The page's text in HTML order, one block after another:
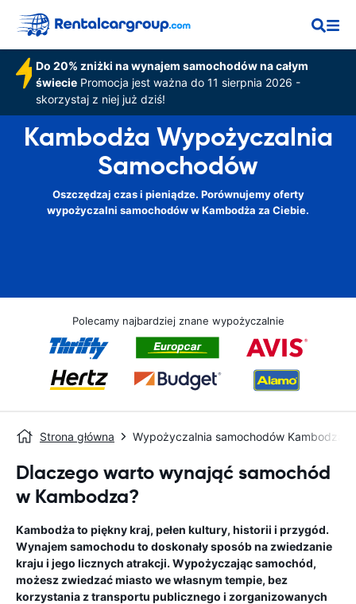
Do 20% zniżki na wynajem samochodów na całym
świeciePromocja jest ważna do 11 sierpnia 2026 -
skorzystaj z niej już dziś!
Kambodża Wypożyczalnia
Samochodów
Oszczędzaj czas i pieniądze. Porównujemy oferty
wypożyczalni samochodów w Kambodża za Ciebie.
Polecamy najbardziej znane wypożyczalnie
Strona główna Wypożyczalnia samochodów Kambodza
Dlaczego warto wynająć samochód
w Kambodza?
Kambodża to piękny kraj, pełen kultury, historii i przygód.
Wynajem samochodu to doskonały sposób na zwiedzanie
kraju i jego licznych atrakcji. Wypożyczając samochód,
możesz zwiedzać miasto we własnym tempie, bez
korzystania z transportu publicznego i zorganizowanych